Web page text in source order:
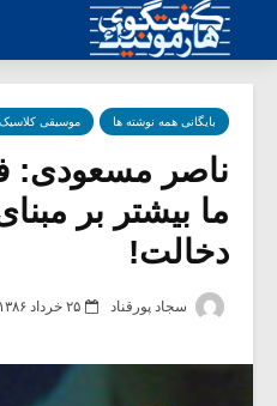
بایگانی همه نوشته ها موسیقی کلاسیک
ناصر مسعودی:
ما بیشتر بر
دخالت!
سجاد پورقناد ۲۵ خرداد ۱۳۸۶